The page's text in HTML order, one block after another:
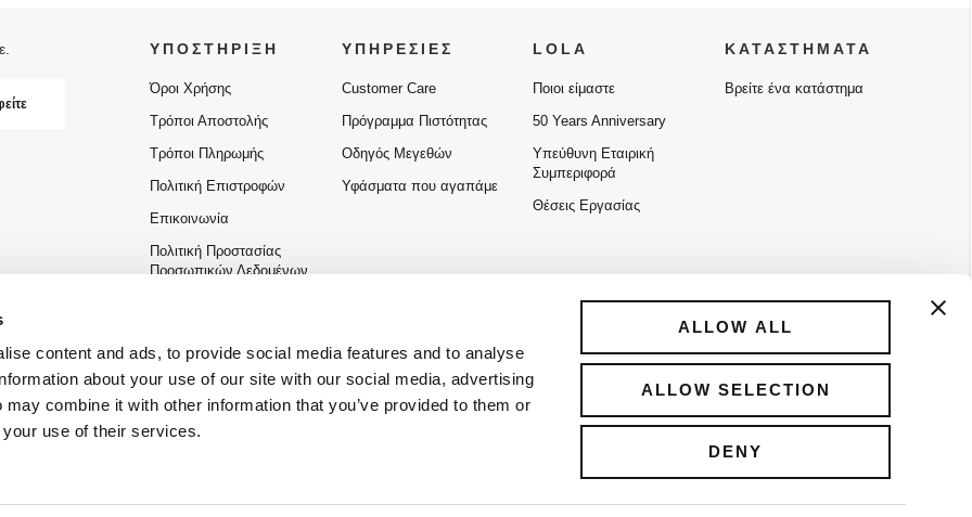
content and ads, to provide social media features and to analyse
about your use of our site with our social media, advertising
combine it with other information that you’ve provided to them or
use of their services.
ALLOW ALL
ALLOW SELECTION
DENY
ΥΠΟΣΤΗΡΙΞΗ
Όροι Χρήσης
Τρόποι Αποστολής
Τρόποι Πληρωμής
Πολιτική Επιστροφών
Επικοινωνία
Πολιτική Προστασίας
Προσωπικών Δεδομένων
ΥΠΗΡΕΣΙΕΣ
Customer Care
Πρόγραμμα Πιστότητας
Οδηγός Μεγεθών
Υφάσματα που αγαπάμε
LOLA
Ποιοι είμαστε
50 Years Anniversary
Υπεύθυνη Εταιρική
Συμπεριφορά
Θέσεις Εργασίας
ΚΑΤΑΣΤΗΜΑΤΑ
Βρείτε ένα κατάστημα